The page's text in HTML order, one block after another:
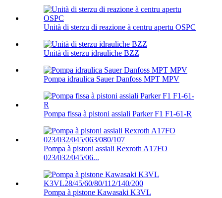
Unità di sterzu di reazione à centru apertu OSPC
Unità di sterzu idrauliche BZZ
Pompa idraulica Sauer Danfoss MPT MPV
Pompa fissa à pistoni assiali Parker F1 F1-61-R
Pompa à pistoni assiali Rexroth A17FO
023/032/045/06...
Pompa à pistone Kawasaki K3VL